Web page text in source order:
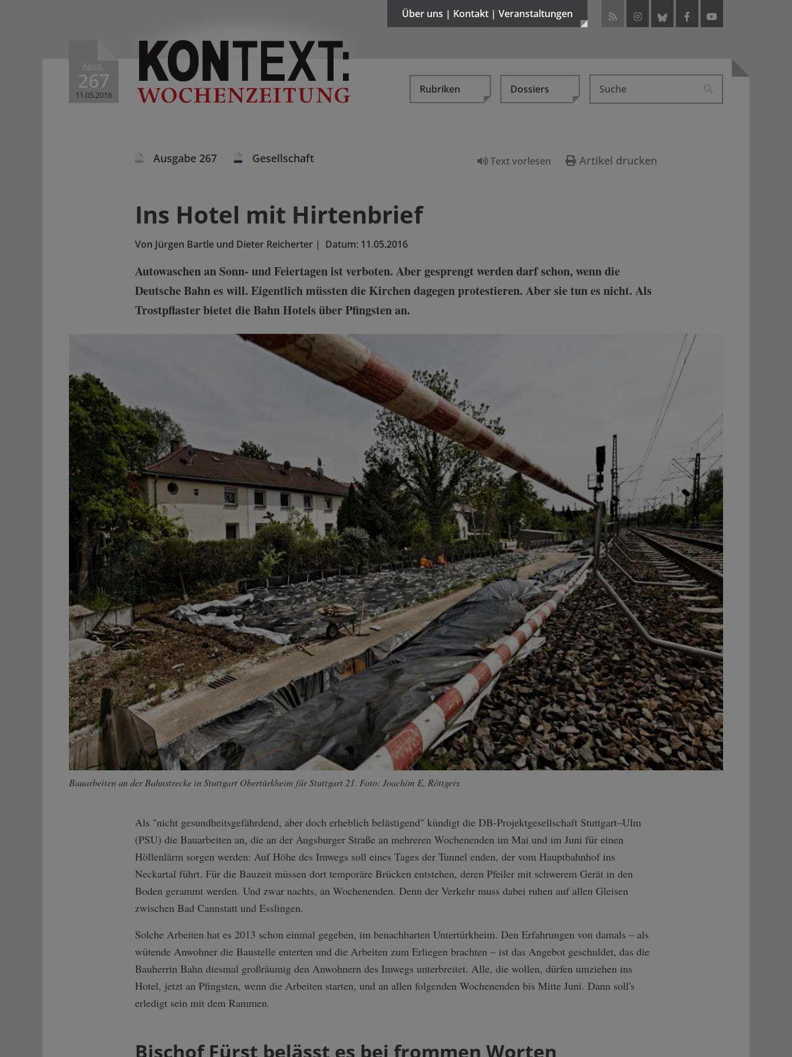
Ausg.
267
11.05.2016
Über uns | Kontakt | Veranstaltungen
Rubriken Dossiers
Text vorlesen Artikel drucken
Ausgabe 267 Gesellschaft
Ins Hotel mit Hirtenbrief
Von Jürgen Bartle und Dieter Reicherter | Datum: 11.05.2016
Autowaschen an Sonn- und Feiertagen ist verboten. Aber gesprengt werden darf schon, wenn die
Deutsche Bahn es will. Eigentlich müssten die Kirchen dagegen protestieren. Aber sie tun es nicht. Als
Trostpflaster bietet die Bahn Hotels über Pfingsten an.
Bauarbeiten an der Bahnstrecke in Stuttgart Obertürkheim für Stuttgart 21. Foto: Joachim E. Röttgers
Als "nicht gesundheitsgefährdend, aber doch erheblich belästigend" kündigt die DB-Projektgesellschaft Stuttgart–Ulm
(PSU) die Bauarbeiten an, die an der Augsburger Straße an mehreren Wochenenden im Mai und im Juni für einen
Höllenlärm sorgen werden: Auf Höhe des Imwegs soll eines Tages der Tunnel enden, der vom Hauptbahnhof ins
Neckartal führt. Für die Bauzeit müssen dort temporäre Brücken entstehen, deren Pfeiler mit schwerem Gerät in den
Boden gerammt werden. Und zwar nachts, an Wochenenden. Denn der Verkehr muss dabei ruhen auf allen Gleisen
zwischen Bad Cannstatt und Esslingen.
Solche Arbeiten hat es 2013 schon einmal gegeben, im benachbarten Untertürkheim. Den Erfahrungen von damals – als
wütende Anwohner die Baustelle enterten und die Arbeiten zum Erliegen brachten – ist das Angebot geschuldet, das die
Bauherrin Bahn diesmal großräumig den Anwohnern des Imwegs unterbreitet. Alle, die wollen, dürfen umziehen ins
Hotel, jetzt an Pfingsten, wenn die Arbeiten starten, und an allen folgenden Wochenenden bis Mitte Juni. Dann soll's
erledigt sein mit dem Rammen.
Bischof Fürst belässt es bei frommen Worten